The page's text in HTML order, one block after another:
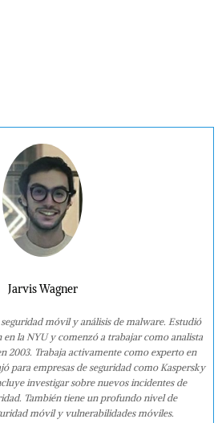
Jarvis Wagner
móvil y análisis de malware. Estudió
en la NYU y comenzó a trabajar como analista
2003. Trabaja activamente como experto en
para empresas de seguridad como Kaspersky
investigar sobre nuevos incidentes de
También tiene un profundo nivel de
móvil y vulnerabilidades móviles.